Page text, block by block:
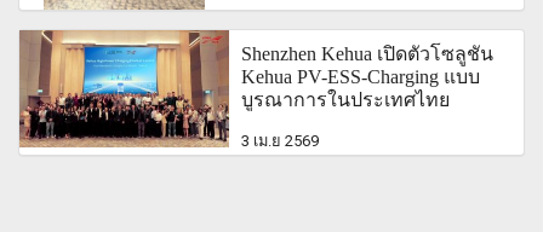
Shenzhen Kehua เปิดตัวโซลูชัน
Kehua PV-ESS-Charging แบบ
บูรณาการในประเทศไทย
3 เม.ย 2569